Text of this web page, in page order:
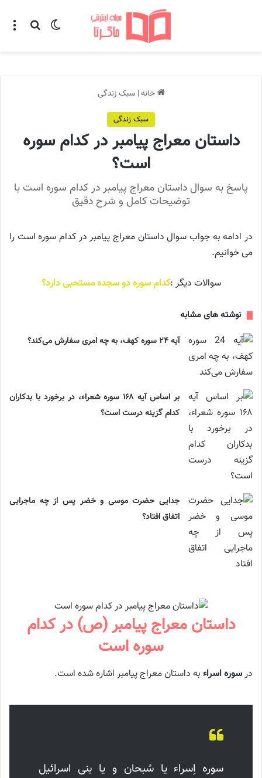
تغییر پوسته
خانه| سبک زندگی
سبک زندگی
داستان معراج پیامبر در کدام سوره
است؟
پاسخ به سوال داستان معراج پیامبر در کدام سوره است با
توضیحات کامل و شرح دقیق
در ادامه به جواب سوال داستان معراج پیامبر در کدام سوره است را
می خوانیم.
سوالات دیگر :کدام سوره دو سجده مستحبی دارد؟
نوشته های مشابه
آیه ۲۴ سوره کهف، به چه امری سفارش می‌کند؟
بر اساس آیه ۱۶۸ سوره شعراء، در برخورد با بدکاران
کدام گزینه درست است؟
جدایی حضرت موسی و خضر پس از چه ماجرایی
اتفاق افتاد؟
داستان معراج پیامبر (ص) در کدام
سوره است
درسوره اسراء به داستان معراج پیامبر اشاره شده است.
سوره اِسراء یا سُبحان و یا بنی اسرائیل